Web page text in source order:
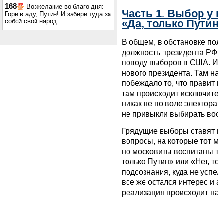
168
Возжелание во благо дня:
Гори в аду, Путин! И забери туда за
собой свой народ
Часть 1. Выбор у
«Да, только
В общем, в обстановке
должность президента
поводу выборов в США. И
нового президента. Там
побеждало то, что
там происходит
никак не по воле
не привыкли выбирать
Грядущие выборы ставят
вопросы, на которые тот
но московиты воспитаны
только Путин» или «Нет,
подсознания, куда не
все же остался интерес и
реализация происходит